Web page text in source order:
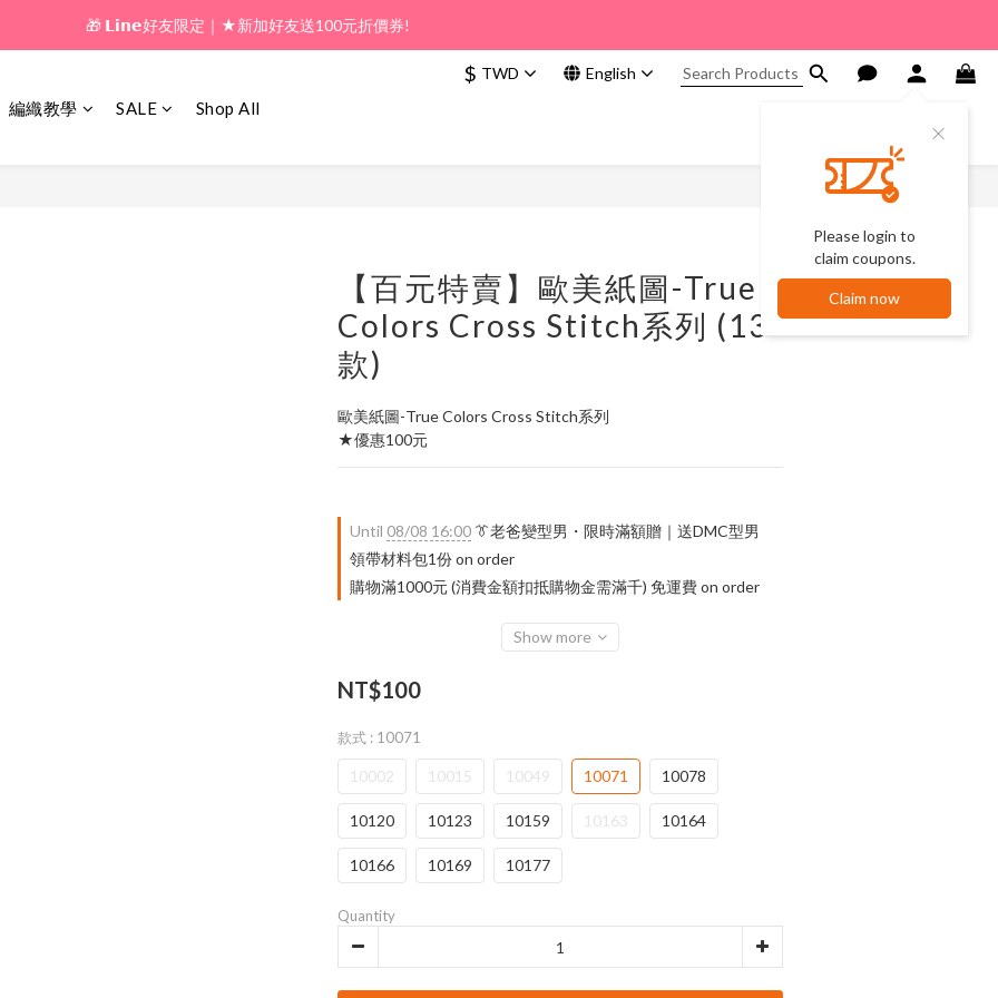
🎁 新好友購物金｜★加入新會員領券送100元!
🎁 新好友購物金｜★加入新會員領券送100元!
$ TWD English
Please login to
claim coupons.
Claim now
編織教學 SALE Shop All
【百元特賣】歐美紙圖-True
Colors Cross Stitch系列 (13
款)
歐美紙圖-True Colors Cross Stitch系列
★優惠100元
Until 08/08 16:00 👔老爸變型男・限時滿額贈｜送DMC型男
領帶材料包1份 on order
購物滿1000元 (消費金額扣抵購物金需滿千) 免運費 on order
Show more
NT$100
款式 : 10071
10002 10015 10049 10071 10078
10120 10123 10159 10163 10164
10166 10169 10177
Quantity